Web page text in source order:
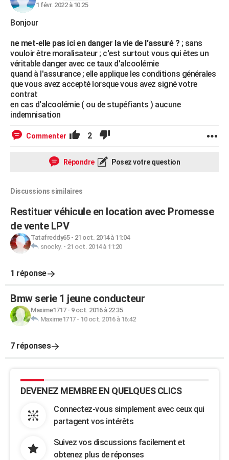
1 févr. 2022 à 10:25
Bonjour
ne met-elle pas ici en danger la vie de l'assuré ? ; sans
vouloir être moralisateur ; c'est surtout vous qui êtes un
véritable danger avec ce taux d'alcoolémie
quand à l'assurance ; elle applique les conditions générales
que vous avez accepté lorsque vous avez signé votre
contrat
en cas d'alcoolémie ( ou de stupéfiants ) aucune
indemnisation
Commenter 2
Répondre Posez votre question
Discussions similaires
Restituer véhicule en location avec Promesse
de vente LPV
Tatafreddy65- 21 oct. 2014 à 11:04
snocky. - 21 oct. 2014 à 11:20
1 réponse
Bmw serie 1 jeune conducteur
Maxime1717- 9 oct. 2016 à 22:35
Maxime1717- 10 oct. 2016 à 16:42
7 réponses
DEVENEZ MEMBRE EN QUELQUES CLICS
Connectez-vous simplement avec ceux qui
partagent vos intérêts
Suivez vos discussions facilement et
obtenez plus de réponses